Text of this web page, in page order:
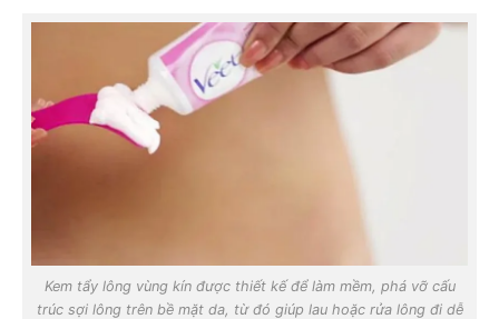
Kem tẩy lông vùng kín được thiết kế để làm mềm, phá vỡ cấu
trúc sợi lông trên bề mặt da, từ đó giúp lau hoặc rửa lông đi dễ